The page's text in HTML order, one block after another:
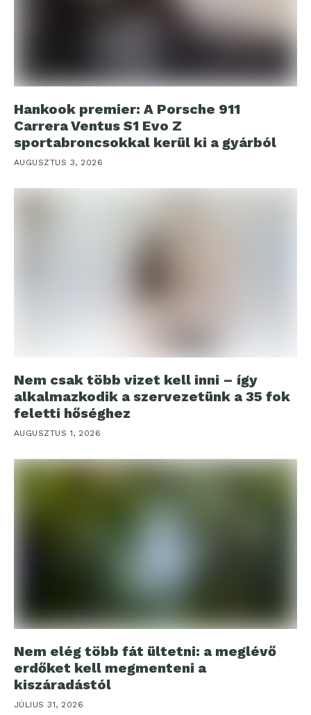
Hankook premier: A Porsche 911
Carrera Ventus S1 Evo Z
sportabroncsokkal kerül ki a gyárból
AUGUSZTUS 3, 2026
Nem csak több vizet kell inni – így
alkalmazkodik a szervezetünk a 35 fok
feletti hőséghez
AUGUSZTUS 1, 2026
Nem elég több fát ültetni: a meglévő
erdőket kell megmenteni a
kiszáradástól
JÚLIUS 31, 2026